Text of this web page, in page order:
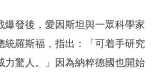
爆發後，愛因斯坦與一眾科學家
統羅斯福，指出：「可着手研究
力驚人。」因為納粹德國也開始